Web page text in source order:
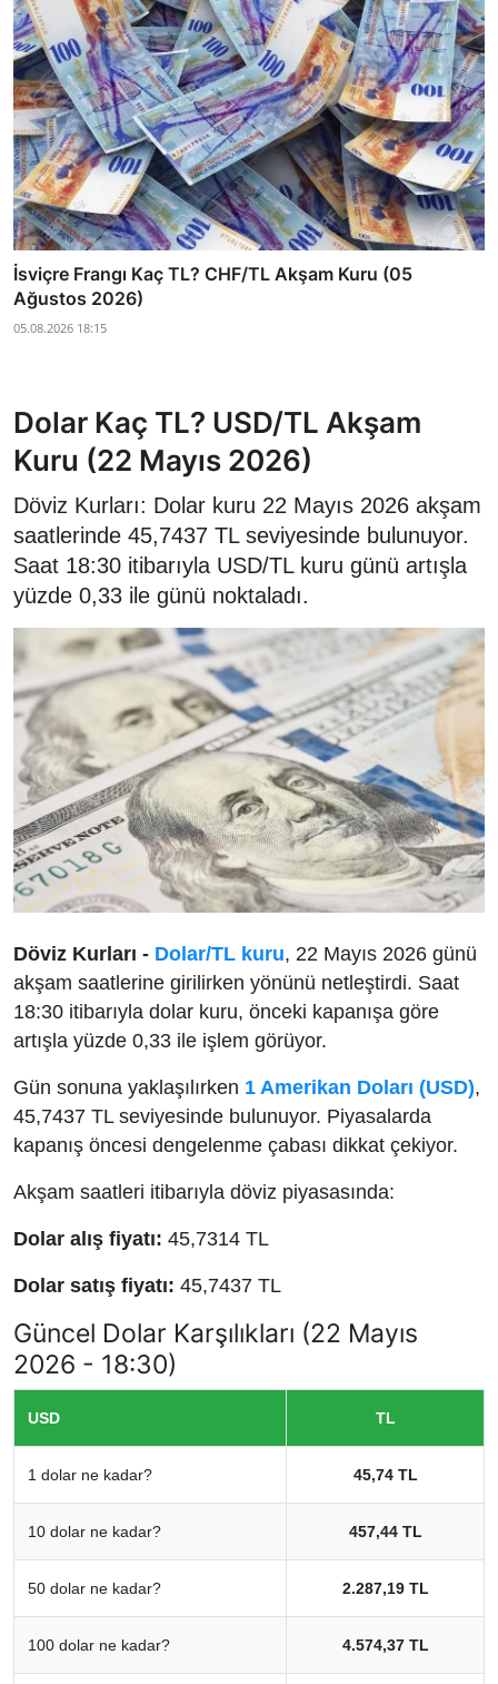
İsviçre Frangı Kaç TL? CHF/TL Akşam Kuru (05
Ağustos 2026)
05.08.2026 18:15
Dolar Kaç TL? USD/TL Akşam
Kuru (22 Mayıs 2026)
Döviz Kurları: Dolar kuru 22 Mayıs 2026 akşam
saatlerinde 45,7437 TL seviyesinde bulunuyor.
Saat 18:30 itibarıyla USD/TL kuru günü artışla
yüzde 0,33 ile günü noktaladı.
Döviz Kurları - Dolar/TL kuru, 22 Mayıs 2026 günü
akşam saatlerine girilirken yönünü netleştirdi. Saat
18:30 itibarıyla dolar kuru, önceki kapanışa göre
artışla yüzde 0,33 ile işlem görüyor.
Gün sonuna yaklaşılırken 1 Amerikan Doları (USD),
45,7437 TL seviyesinde bulunuyor. Piyasalarda
kapanış öncesi dengelenme çabası dikkat çekiyor.
Akşam saatleri itibarıyla döviz piyasasında:
Dolar alış fiyatı: 45,7314 TL
Dolar satış fiyatı: 45,7437 TL
Güncel Dolar Karşılıkları (22 Mayıs
2026 - 18:30)
USD TL
1 dolar ne kadar? 45,74 TL
10 dolar ne kadar? 457,44 TL
50 dolar ne kadar? 2.287,19 TL
100 dolar ne kadar? 4.574,37 TL